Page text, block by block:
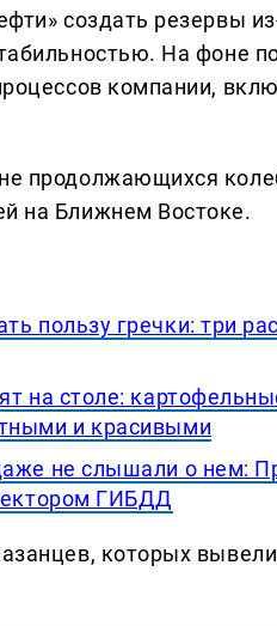
создать резервы
На фоне
компании,
продолжающихся
на Ближнем Востоке.
пользу гречки: три
на столе:
и красивыми
не слышали о нем:
ГИБДД
которых